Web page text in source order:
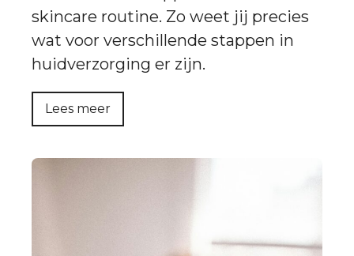
skincare routine. Zo weet jij precies
wat voor verschillende stappen in
huidverzorging er zijn.
Lees meer